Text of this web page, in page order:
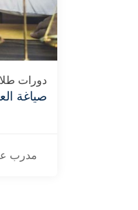
دورات
صياغة
مدرب